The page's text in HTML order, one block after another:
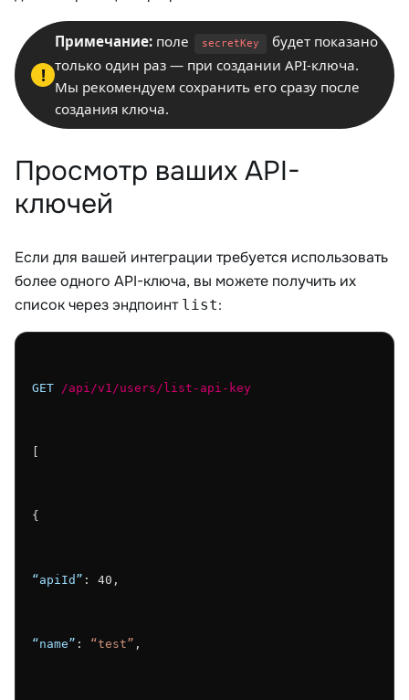
!
Примечание: поле secretKey
будет показано
только один раз — при создании API-ключа.
Мы рекомендуем сохранить его сразу после
создания ключа.
Просмотр ваших API-
ключей
Если для вашей интеграции требуется использовать
более одного API-ключа, вы можете получить их
список через эндпоинт list:
GET /api/v1/users/list-api-key
{
“apiId” : 40,
“name” : “test” ,